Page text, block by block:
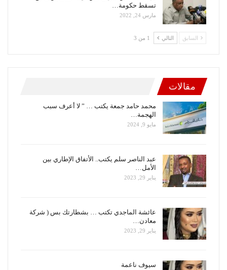
تسقط حكومة…
مارس 24, 2022
السابق التالي 1 من 3
مقالات
محمد حامد جمعة يكتب … ” لا أعرف سبب
الهجمة…
مايو 9, 2024
عبد الناصر سلم يكتب.. الأتفاق الإطاري بين
الأمل…
يناير 29, 2023
عائشة الماجدي تكتب … بشطارتك بس ( شركة
معادن…
يناير 29, 2023
سيوف ناعمة